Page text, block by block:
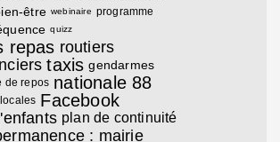
être webinaire programme
quizz
repas routiers
taxis gendarmes
de repos nationale 88
Facebook
plan de continuité
: mairie